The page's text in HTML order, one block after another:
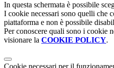
In questa schermata è possibile
I cookie necessari sono quelli che
piattaforma e non è possibile
Per conoscere quali sono i cookie
visionare la COOKIE POLICY.